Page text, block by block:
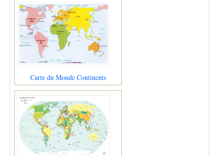
Carte du Monde Continents